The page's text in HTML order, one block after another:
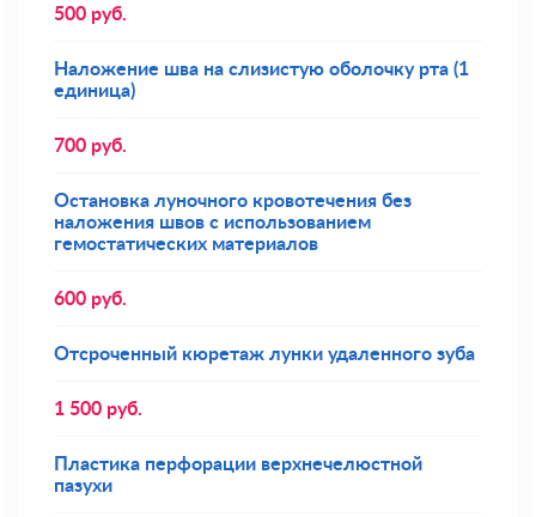
500 руб.
Наложение шва на слизистую оболочку рта (1
единица)
700 руб.
Остановка луночного кровотечения без
наложения швов с использованием
гемостатических материалов
600 руб.
Отсроченный кюретаж лунки удаленного зуба
1 500 руб.
Пластика перфорации верхнечелюстной
пазухи